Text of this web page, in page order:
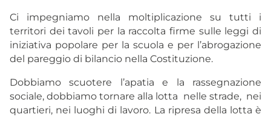
Ci impegniamo nella moltiplicazione su tutti i
territori dei tavoli per la raccolta firme sulle leggi di
iniziativa popolare per la scuola e per l’abrogazione
del pareggio di bilancio nella Costituzione.
Dobbiamo scuotere l’apatia e la rassegnazione
sociale, dobbiamo tornare alla lotta nelle strade, nei
quartieri, nei luoghi di lavoro. La ripresa della lotta è